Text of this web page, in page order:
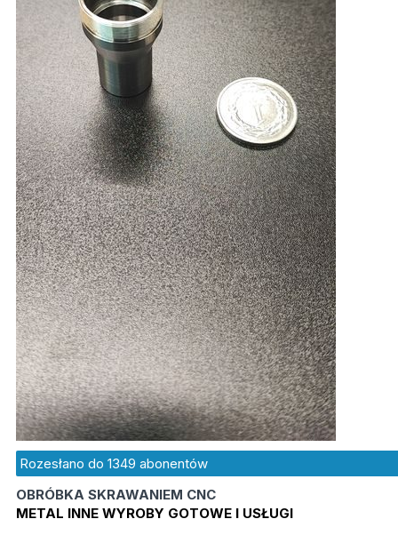
Rozesłano do 1349 abonentów
OBRÓBKA SKRAWANIEM CNC
METAL INNE WYROBY GOTOWE I USŁUGI